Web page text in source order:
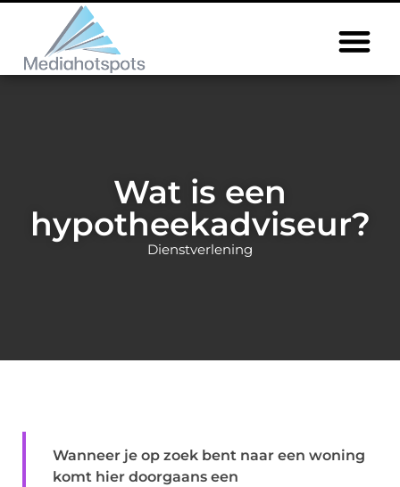
Wat is een
hypotheekadviseur?
Dienstverlening
Wanneer je op zoek bent naar een woning
komt hier doorgaans een